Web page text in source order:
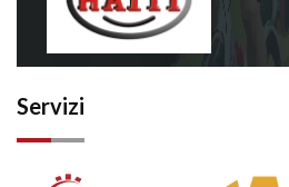
Servizi